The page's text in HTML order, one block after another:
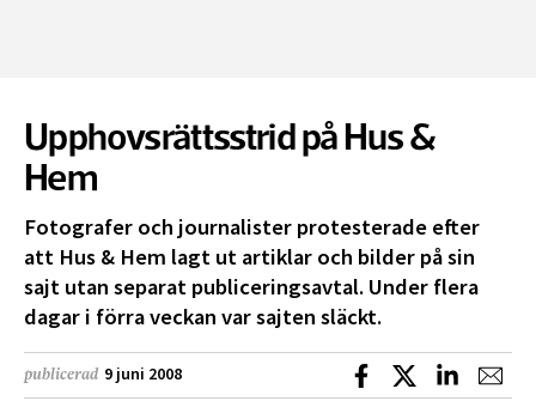
Upphovsrättsstrid på Hus &
Hem
Fotografer och journalister protesterade efter
att Hus & Hem lagt ut artiklar och bilder på sin
sajt utan separat publiceringsavtal. Under flera
dagar i förra veckan var sajten släckt.
publicerad 9 juni 2008 Dela på Facebook
Dela på XDela på